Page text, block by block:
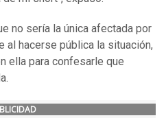
no sería la única afectada por
al hacerse pública la situación,
ella para confesarle que